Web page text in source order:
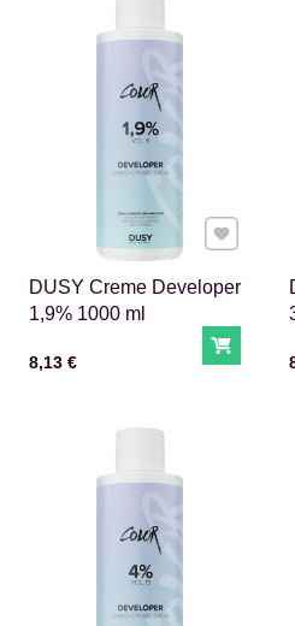
DUSY Creme Developer
1,9% 1000 ml
Cena s DPH
8,13 € Do
Pridať k